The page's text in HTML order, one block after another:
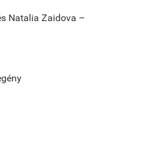
Natalia Zaidova –